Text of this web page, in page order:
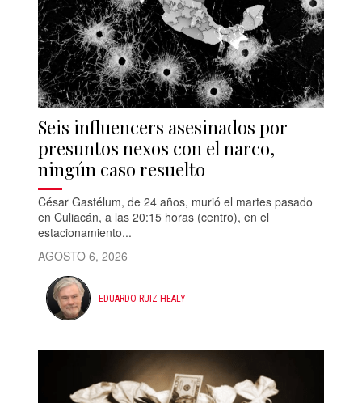
Seis influencers asesinados por
presuntos nexos con el narco,
ningún caso resuelto
César Gastélum, de 24 años, murió el martes pasado
en Culiacán, a las 20:15 horas (centro), en el
estacionamiento...
AGOSTO 6, 2026
EDUARDO RUIZ-HEALY